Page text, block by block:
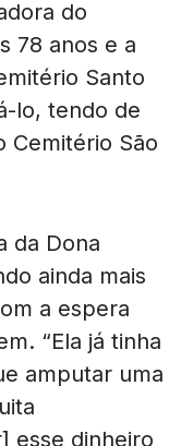
do
78 anos e a
Santo
lo, tendo de
Cemitério São
da Dona
ainda mais
a espera
“Ela já tinha
amputar uma
esse dinheiro